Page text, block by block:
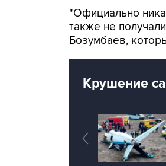
"Официально
также не
Бозумбаев,
Крушение